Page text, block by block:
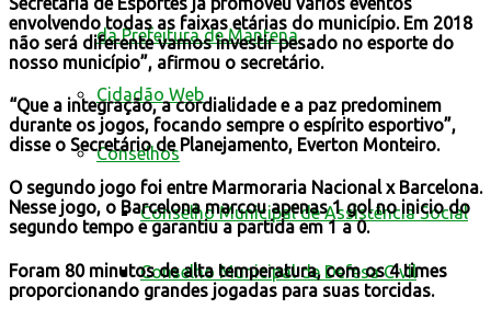
da Prefeitura de Mantena
Cidadão Web
Conselhos
Conselho Municipal de Assistência Social
Conselho Municipal de Defesa Civil
envolvendo todas as faixas etárias do município. Em 2018
não será diferente vamos investir pesado no esporte do
nosso município”, afirmou o secretário.
“Que a integração, a cordialidade e a paz predominem
durante os jogos, focando sempre o espírito esportivo”,
disse o Secretário de Planejamento, Everton Monteiro.
O segundo jogo foi entre Marmoraria Nacional x Barcelona.
Nesse jogo, o Barcelona marcou apenas 1 gol no inicio do
segundo tempo e garantiu a partida em 1 a 0.
Foram 80 minutos de alta temperatura, com os 4 times
proporcionando grandes jogadas para suas torcidas.